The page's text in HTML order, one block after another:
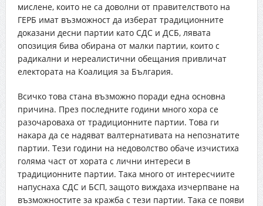
мислене, които не са доволни от правителството на
ГЕРБ имат възможност да изберат традиционните
доказани десни партии като СДС и ДСБ, лявата
опозиция бива обирана от малки партии, които с
радикални и нереалистични обещания привличат
електората на Коалиция за България.
Всичко това стана възможно поради една основна
причина. През последните години много хора се
разочароваха от традиционните партии. Това ги
накара да се надяват валтернативата на непознатите
партии. Тези години на недоволство обаче изчистиха
голяма част от хората с лични интереси в
традиционните партии. Така много от интересчиите
напуснаха СДС и БСП, защото виждаха изчерпване на
възможностите за кражба с тези партии. Така се появи